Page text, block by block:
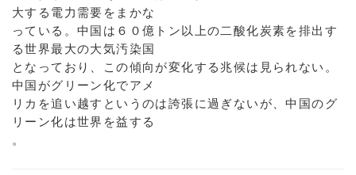
大する電力需要をまかな
っている。中国は６０億トン以上の二酸化炭素を排出す
る世界最大の大気汚染国
となっており、この傾向が変化する兆候は見られない。
中国がグリーン化でアメ
リカを追い越すというのは誇張に過ぎないが、中国のグ
リーン化は世界を益する
。